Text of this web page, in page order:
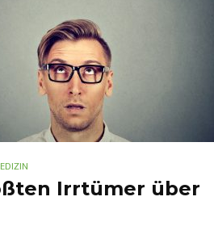
Irrtümer über